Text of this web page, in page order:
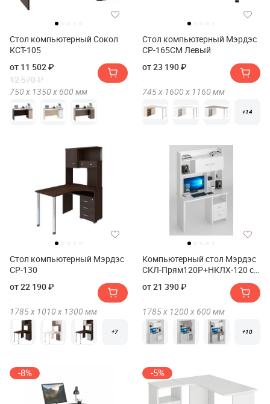
Стол компьютерный Сокол
КСТ-105
от 11 502 ₽
12 570 ₽
750 х 1350 х 600 мм
Стол компьютерный Мэрдэс
СР-165СМ Левый
от 23 190 ₽
745 х 1600 х 1160 мм
+14
Стол компьютерный Мэрдэс
СР-130
от 22 190 ₽
1785 х 1010 х 1300 мм
+7
Компьютерный стол Мэрдэс
СКЛ-Прям120Р+НКЛХ-120 со
надстройкой+бокс
от 21 390 ₽
1785 х 1200 х 600 мм
+10
-8% -5%